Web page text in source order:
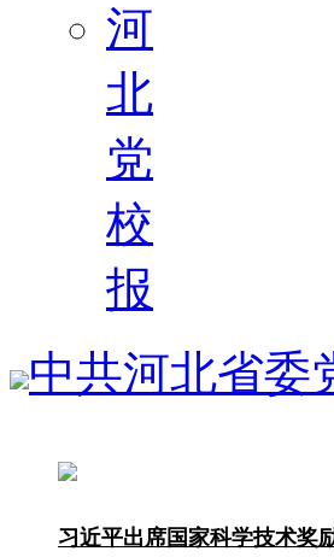
河
北
党
校
报
中共河北省委
习近平出席国家科学技术奖